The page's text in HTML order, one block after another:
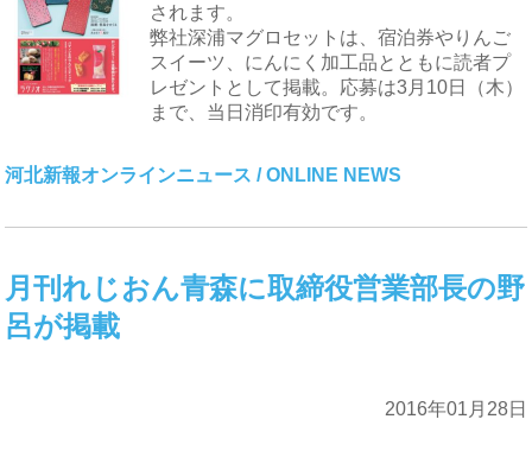
されます。
弊社深浦マグロセットは、宿泊券やりんご
スイーツ、にんにく加工品とともに読者プ
レゼントとして掲載。応募は3月10日（木）
まで、当日消印有効です。
河北新報オンラインニュース / ONLINE NEWS
月刊れじおん青森に取締役営業部長の野
呂が掲載
2016年01月28日